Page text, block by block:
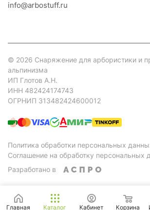
info@arbostuff.ru
© 2026 Снаряжение для арбористики и
альпинизма
ИП Глотов А.Н.
ИНН 482424174743
ОГРНИП 313482424600012
Политика обработки персональных
Соглашение на обработку персональных
Разработано в
Главная Каталог Кабинет Корзина